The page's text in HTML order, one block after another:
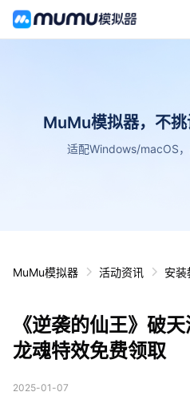
MuMu模拟器，不挑
适配Windows/macOS
MuMu模拟器 活动资讯 安装
《逆袭的仙王》破
龙魂特效免费领取
2025-01-07